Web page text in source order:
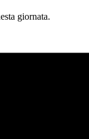
giornata.